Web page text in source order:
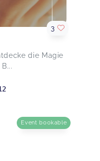
die Magie
3
Event bookable